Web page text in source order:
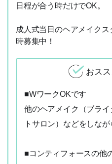
日程が合う時だけでOK。
成人式当日のヘアメイク
時募集中！
おス
■WワークOKです
他のヘアメイク（ブラ
トサロン）などをしなが
■コンティフォースの他